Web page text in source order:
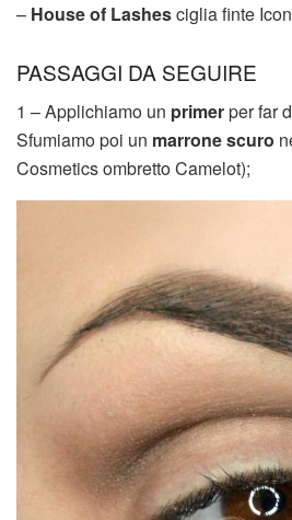
– House of Lashesciglia finte
PASSAGGI DA SEGUIRE
1 – Applichiamo un primerper far
Sfumiamo poi un marrone scuro
Cosmetics ombretto Camelot);